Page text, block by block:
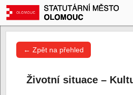
← Zpět na přehled
Životní situace –